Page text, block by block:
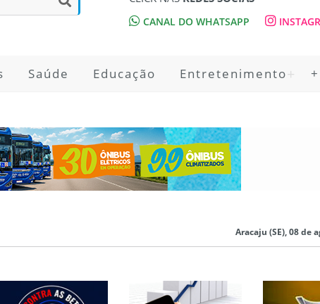
CANAL DO WHATSAPP
Saúde Educação Entretenimento
Aracaju (SE), 08 de